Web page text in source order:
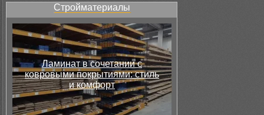
Стройматериалы
Ламинат в сочетании с
ковровыми покрытиями: стиль
и комфорт